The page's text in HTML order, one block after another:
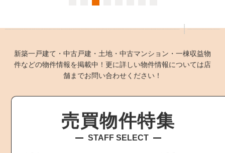
新築一戸建て・中古戸建・土地・中古マンション・一棟収益物
件などの物件情報を掲載中！更に詳しい物件情報については店
舗までお問い合わせください！
売買物件特集
STAFF SELECT